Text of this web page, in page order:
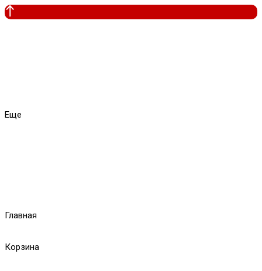
Еще
Главная
Корзина